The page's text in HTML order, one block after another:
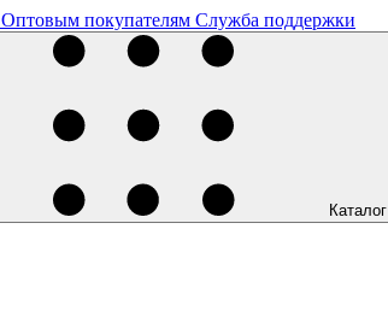
Оптовым покупателям Служба поддержки
Каталог